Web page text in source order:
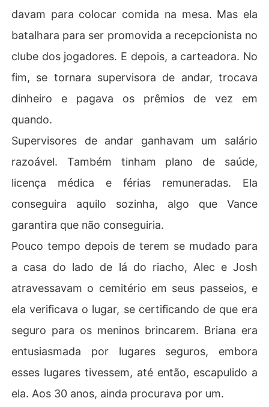
davam para colocar comida na mesa. Mas ela
batalhara para ser promovida a recepcionista no
clube dos jogadores. E depois, a carteadora. No
fim, se tornara supervisora de andar, trocava
dinheiro e pagava os prêmios de vez em
quando.
Supervisores de andar ganhavam um salário
razoável. Também tinham plano de saúde,
licença médica e férias remuneradas. Ela
conseguira aquilo sozinha, algo que Vance
garantira que não conseguiria.
Pouco tempo depois de terem se mudado para
a casa do lado de lá do riacho, Alec e Josh
atravessavam o cemitério em seus passeios, e
ela verificava o lugar, se certificando de que era
seguro para os meninos brincarem. Briana era
entusiasmada por lugares seguros, embora
esses lugares tivessem, até então, escapulido a
ela. Aos 30 anos, ainda procurava por um.